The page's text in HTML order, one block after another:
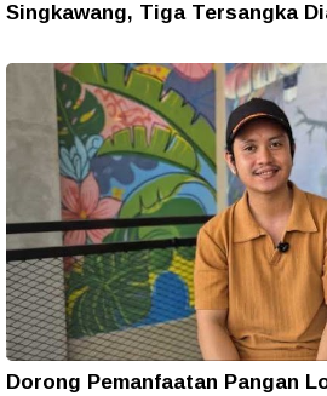
Singkawang, Tiga Tersangka
Dorong Pemanfaatan Pangan